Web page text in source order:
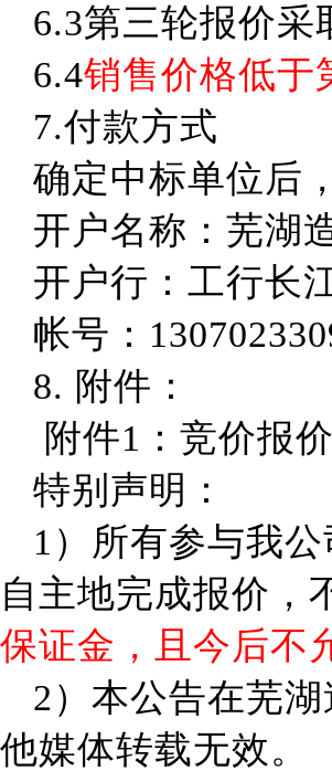
6.3第三轮报价采
6.4销售价格低于
7.付款方式
确定中标单位后
开户名称：芜湖
开户行：工行长
帐号：
8. 附件：
附件1：竞价报
特别声明：
1）所有参与我公
自主地完成报价，
保证金，且今后不
2） 本公告在芜湖
他媒体转载无效。